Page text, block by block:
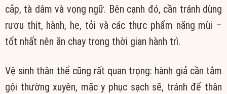
cắp, tà dâm và vọng ngữ. Bên cạnh đó, cần tránh dùng
rượu thịt, hành, hẹ, tỏi và các thực phẩm nặng mùi –
tốt nhất nên ăn chay trong thời gian hành trì.
Vệ sinh thân thể cũng rất quan trọng: hành giả cần tắm
gội thường xuyên, mặc y phục sạch sẽ, tránh để thân